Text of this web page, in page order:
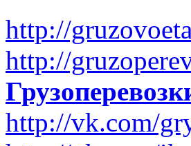
http://
http://
http://vk.com/